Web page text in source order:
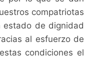
compatriotas
de dignidad
al esfuerzo de
condiciones el